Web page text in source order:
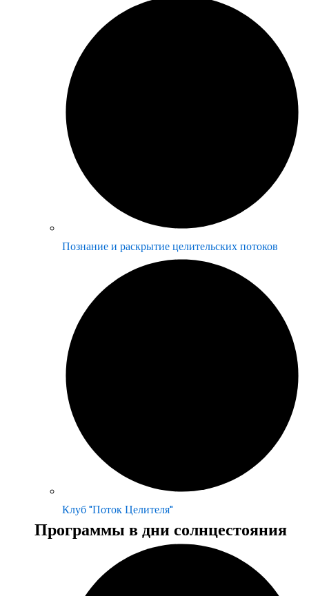
Познание и раскрытие целительских потоков
Клуб "Поток Целителя"
Программы в дни солнцестояния